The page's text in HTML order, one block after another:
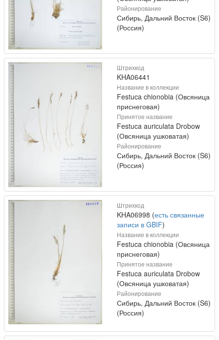
Районирование
Сибирь, Дальний Восток (S6)
(Россия)
Штрихкод
KHA06441
Название в коллекции
Festuca chionobia (Овсяница
приснеговая)
Принятое название
Festuca auriculata Drobow
(Овсяница ушковатая)
Районирование
Сибирь, Дальний Восток (S6)
(Россия)
Штрихкод
KHA06998 (есть связанные
записи в GBIF)
Название в коллекции
Festuca chionobia (Овсяница
приснеговая)
Принятое название
Festuca auriculata Drobow
(Овсяница ушковатая)
Районирование
Сибирь, Дальний Восток (S6)
(Россия)